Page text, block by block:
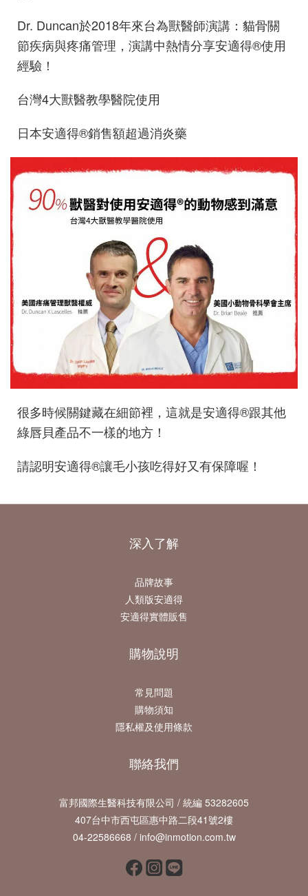
Dr. Duncan於2018年來台為獸醫師演講：貓骨關
節疾病與疼痛管理，演講中熱情分享安適得®使用
經驗！
台灣4大獸醫教學醫院使用
日本安適得®銷售額超過消炎藥
很多時候關鍵藏在細節裡， 這就是安適得®跟其他
綠唇貝產品不一樣的地方！
請認明安適得®讓毛小孩吃得好又有保障喔！
深入了解
品牌故事
人類版安適得
安適得實體販售
購物說明
常見問題
購物須知
隱私權及使用條款
聯絡我們
富邦國際生醫科技有限公司 / 統編 53282605
407台中市西屯區惠中路二段41號2樓
04-22586668 / info@inmotion.com.tw